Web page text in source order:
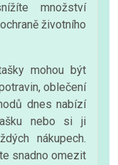
množství
životního
mohou být
oblečení
dnes nabízí
nebo si ji
nákupech.
snadno omezit